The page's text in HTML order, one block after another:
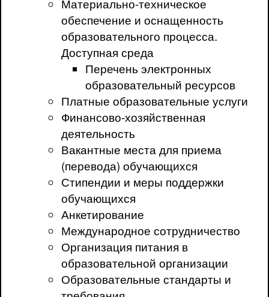
обеспечение и оснащенность
образовательного процесса.
Доступная среда
Перечень электронных
образовательный ресурсов
Платные образовательные услуги
Финансово-хозяйственная
деятельность
Вакантные места для приема
(перевода) обучающихся
Стипендии и меры поддержки
обучающихся
Анкетирование
Международное сотрудничество
Организация питания в
образовательной организации
Образовательные стандарты и